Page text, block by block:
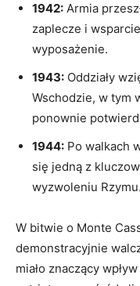
1942: Armia
zaplecze i
wyposażenie.
1943: Oddziały
Wschodzie, w tym
ponownie
1944: Po walkach
się jedną z
wyzwoleniu Rzymu.
W bitwie o Monte
demonstracyjnie
miało znaczący